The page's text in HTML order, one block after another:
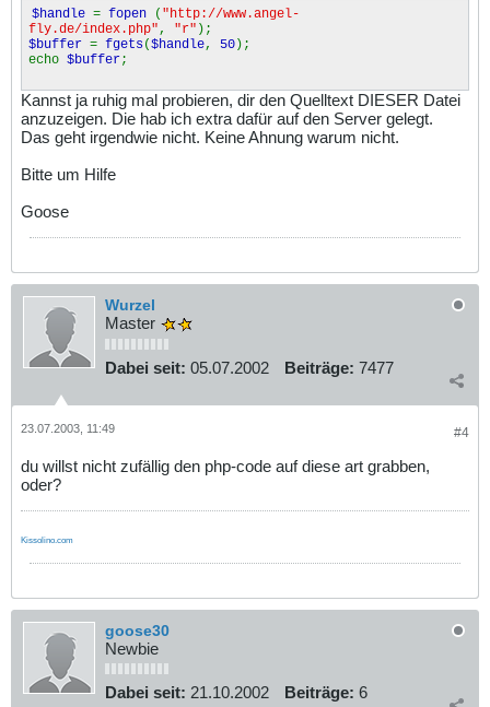
$handle = fopen ( "http://www.angel-
fly.de/index.php" , "r" );
$buffer = fgets($handle, 50);
echo $buffer;
Kannst ja ruhig mal probieren, dir den Quelltext DIESER Datei
anzuzeigen. Die hab ich extra dafür auf den Server gelegt.
Das geht irgendwie nicht. Keine Ahnung warum nicht.
Bitte um Hilfe
Goose
Wurzel
Master
Dabei seit: 05.07.2002 Beiträge: 7477
#4
23.07.2003, 11:49
du willst nicht zufällig den php-code auf diese art grabben,
oder?
Kissolino.com
goose30
Newbie
Dabei seit: 21.10.2002 Beiträge: 6